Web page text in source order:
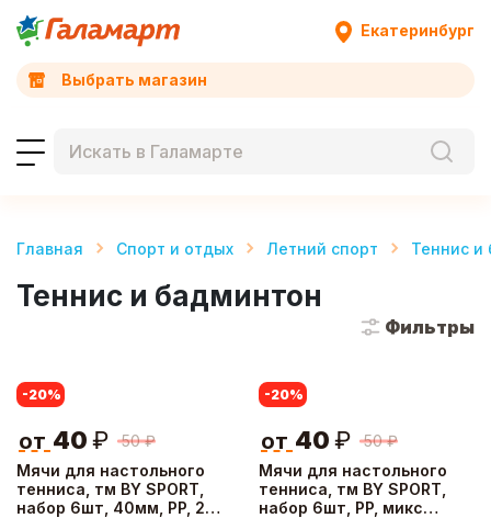
Екатеринбург
Выбрать магазин
Главная Спорт и отдых Летний спорт Теннис и
Теннис и бадминтон
Фильтры
Мячи для настольного
тенниса, тм BY SPORT,
набор 6шт, 40мм, PP, 2
-20%
50 ₽
от 40 ₽
Мячи для настольного
тенниса, тм BY SPORT,
набор 6шт, PP, микс
-20%
50 ₽
от 40 ₽